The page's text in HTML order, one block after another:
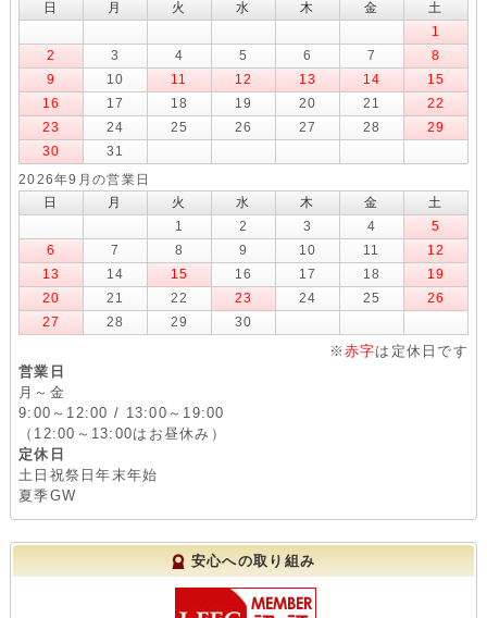
日 月 火 水 木 金
土
1
2
3 4 5 6 7
8
9
10 11 12 13 14
15
16
17 18 19 20 21
22
23
24 25 26 27 28
29
30
31
2026年9月の営業日
日
月 火 水 木 金
土
1
2 3 4
5
6
7 8 9 10 11
12
13
14 15 16 17 18
19
20
21 22 23 24 25
26
27
28 29 30
※ 赤字は定休日です
営業日
月～金
9:00～12:00 / 13:00～19:00
（12:00～13:00はお昼休み）
定休日
土日祝祭日年末年始
夏季GW
安心への取り組み